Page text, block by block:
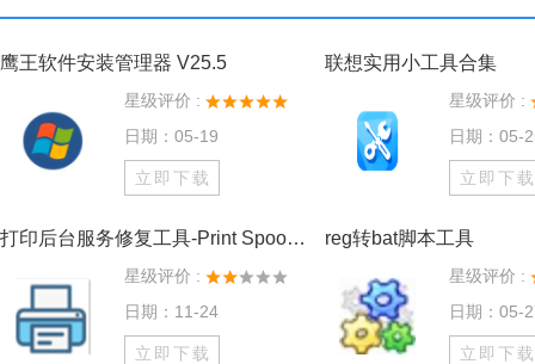
鹰王软件安装管理器 V25.5
星级评价 :
日期：05-19
立即下载
联想实用小工具合集
星级评价 :
日期：05-
立即下载
打印后台服务修复工具-Print Spooler Repair Tool最新版
星级评价 :
日期：11-24
立即下载
reg转bat脚本工具
星级评价 :
日期：05-
立即下载